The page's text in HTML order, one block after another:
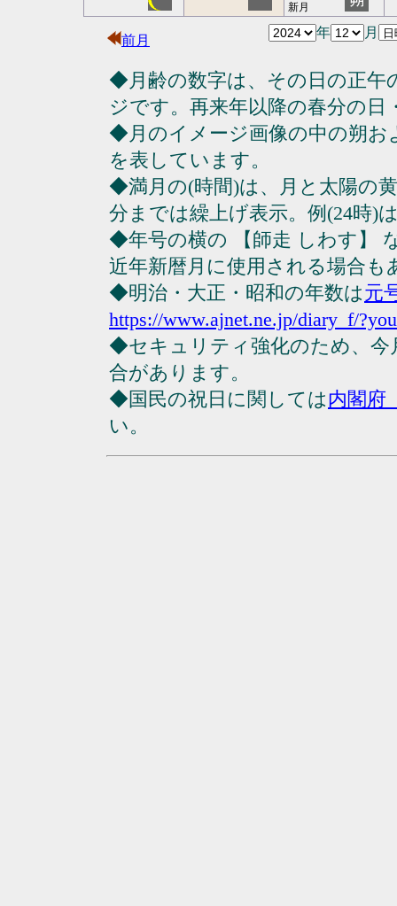
新月
前月
年 月
◆月齢の数字は、その日の正午
ジです。再来年以降の春分の日
◆月のイメージ画像の中の朔
を表しています。
◆満月の(時間)は、月と太陽の
分までは繰上げ表示。例(24時)
◆年号の横の 【師走 しわす】
近年新暦月に使用される場合も
◆明治・大正・昭和の年数は元
https://www.ajnet.ne.jp/diary_f/
◆セキュリティ強化のため、今
合があります。
◆国民の祝日に関しては内閣府
い。